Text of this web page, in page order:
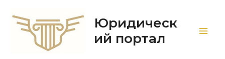
содержимому
Юридическ
ий портал